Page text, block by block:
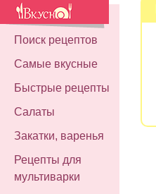
Поиск рецептов
Самые вкусные
Быстрые рецепты
Салаты
Закатки, варенья
Рецепты для
мультиварки